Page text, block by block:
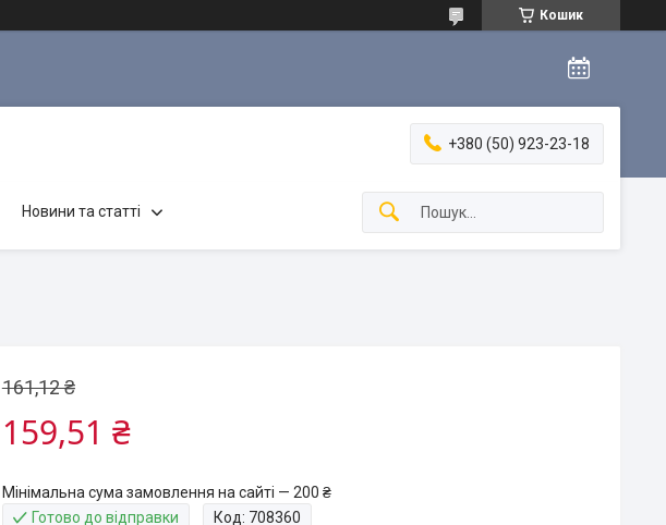
Кошик
+380 (50) 923-23-18
Новини та статті
161,12 ₴
159,51 ₴
Мінімальна сума замовлення на сайті — 200 ₴
Готово до відправки
Код: 708360